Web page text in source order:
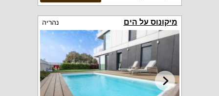
מיקונוס על הים נהריה